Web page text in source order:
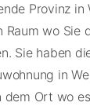
Provinz in
Raum wo Sie
Sie haben
in
dem Ort wo